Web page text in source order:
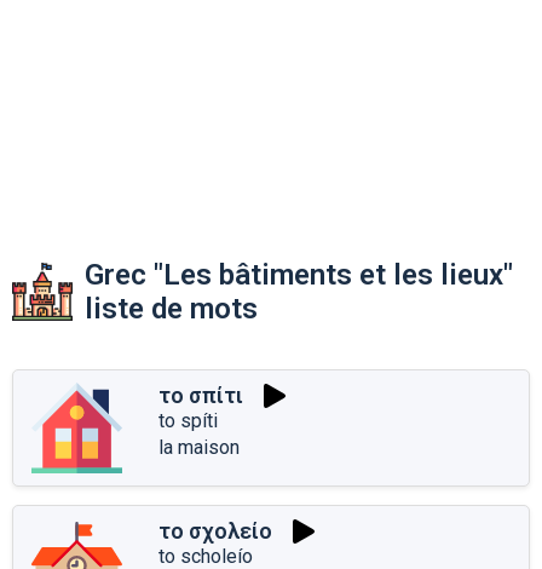
Grec "Les bâtiments et les lieux"
liste de mots
το σπίτι
to spíti
la maison
το σχολείο
to scholeío